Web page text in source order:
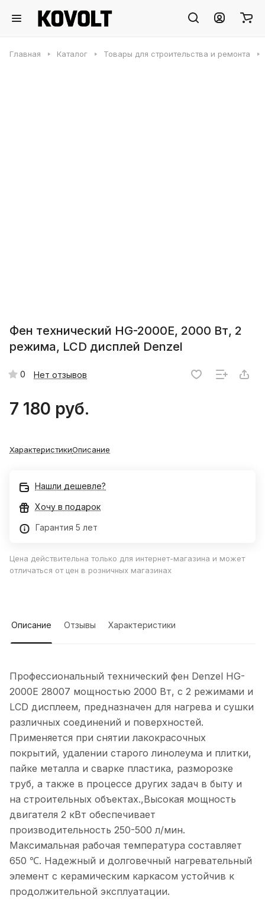
Главная Каталог Товары для строительства и ремонта
Фен технический HG-2000E, 2000 Вт, 2
режима, LCD дисплей Denzel
0 Нет отзывов
7 180 руб.
ХарактеристикиОписание
Нашли дешевле?
Хочу в подарок
Гарантия 5 лет
Цена действительна только для интернет-магазина и может
отличаться от цен в розничных магазинах
Описание Отзывы Характеристики
Профессиональный технический фен Denzel HG-
2000E 28007 мощностью 2000 Вт, с 2 режимами и
LCD дисплеем, предназначен для нагрева и сушки
различных соединений и поверхностей.
Применяется при снятии лакокрасочных
покрытий, удалении старого линолеума и плитки,
пайке металла и сварке пластика, разморозке
труб, а также в процессе других задач в быту и
на строительных объектах.,Высокая мощность
двигателя 2 кВт обеспечивает
производительность 250-500 л/мин.
Максимальная рабочая температура составляет
650 ℃. Надежный и долговечный нагревательный
элемент с керамическим каркасом устойчив к
продолжительной эксплуатации.